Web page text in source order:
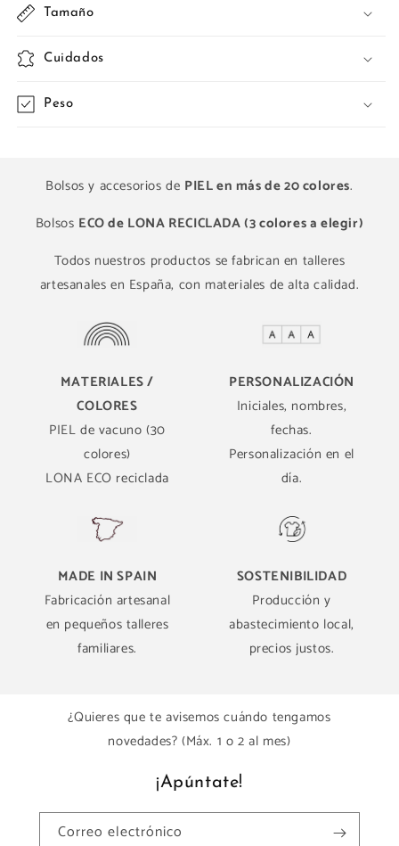
Tamaño
Cuidados
Peso
Bolsos y accesorios de PIEL en más de 20 colores.
Bolsos ECO de LONA RECICLADA (3 colores a elegir)
Todos nuestros productos se fabrican en talleres
artesanales en España, con materiales de alta calidad.
MATERIALES /
COLORES
PIEL de vacuno (30
colores)
LONA ECO reciclada
PERSONALIZACIÓN
Iniciales, nombres,
fechas.
Personalización en el
día.
MADE IN SPAIN
Fabricación artesanal
en pequeños talleres
familiares.
SOSTENIBILIDAD
Producción y
abastecimiento local,
precios justos.
¿Quieres que te avisemos cuándo tengamos
novedades? (Máx. 1 o 2 al mes)
¡Apúntate!
Correo electrónico